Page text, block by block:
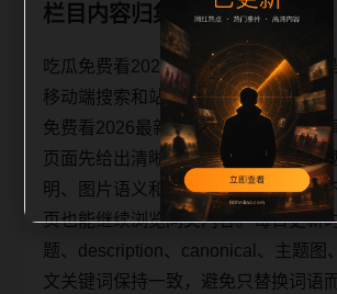
栏目内容归集
吃瓜免费看2026最新明星事件相关问
移动端搜索和站内连续阅读场景整理
免费看2026最新、明星事件和相关长
页面先给出清晰主题，再补充相关问
明、图片语义和可点击入口，让用户
页也能继续浏览同类内容。每日更新
题、description、canonical、主题图
文关键词保持一致，避免只替换词语